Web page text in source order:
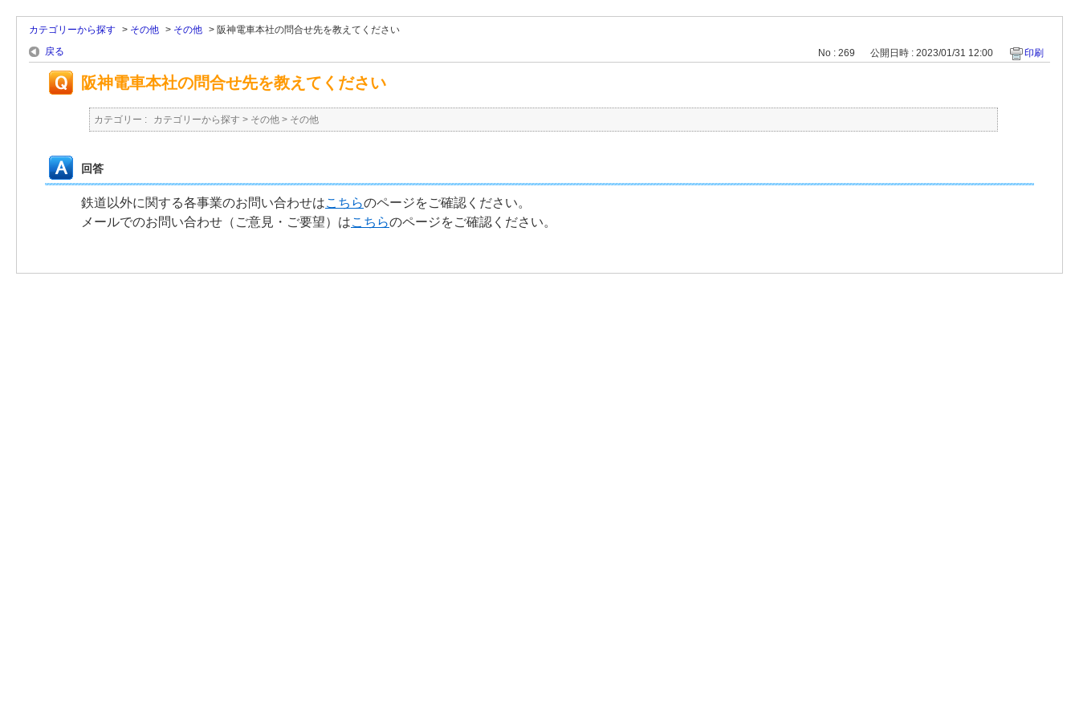
カテゴリーから探す > その他 > その他 > 阪神電車本社の問合せ先を教えてください
戻る
No : 269 公開日時 : 2023/01/31 12:00 印刷
阪神電車本社の問合せ先を教えてください
カテゴリー : カテゴリーから探す > その他 > その他
回答
鉄道以外に関する各事業のお問い合わせはこちらのページをご確認ください。
メールでのお問い合わせ（ご意見・ご要望）はこちらのページをご確認ください。